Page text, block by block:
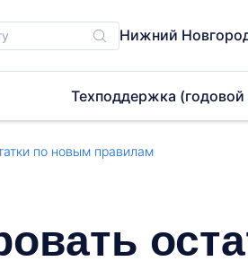
Нижний
Техподдержка (годовой
по новым правилам